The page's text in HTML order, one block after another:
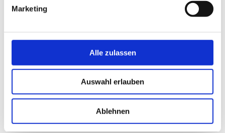
Marketing
Alle zulassen
Auswahl erlauben
Ablehnen
Dosha(1)
Ego(1)
Eigenständigkeit(4)
Energiebewusstsein(2)
Entgiftung(5)